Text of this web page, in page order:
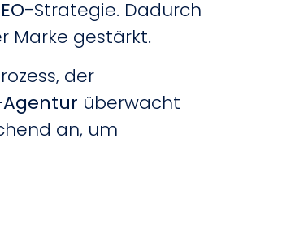
-Strategie. Dadurch
Marke gestärkt.
der
Agentur überwacht
an, um